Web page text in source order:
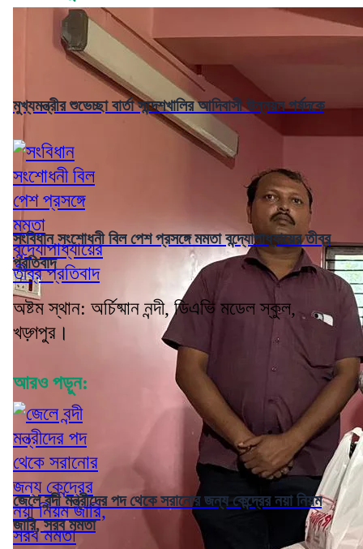
মুখ্যমন্ত্রীর শুভেচ্ছা বার্তা সন্দেশখালির আদিবাসী উন্নয়ন পর্ষদকে
সংবিধান সংশোধনী বিল পেশ প্রসঙ্গে মমতা বন্দ্যোপাধ্যায়ের তীব্র
প্রতিবাদ
অষ্টম স্থান: অর্চিষ্মান নন্দী, ডিএভি মডেল স্কুল,
খড়্গপুর।
আরও পড়ুন:
জেলে বন্দী মন্ত্রীদের পদ থেকে সরানোর জন্য কেন্দ্রের নয়া নিয়ম
জারি, সরব মমতা